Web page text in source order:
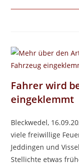
Fahrer wird
eingeklemmt
Bleckwedel,
viele freiwillige
Jeddingen und
Stellichte etwas